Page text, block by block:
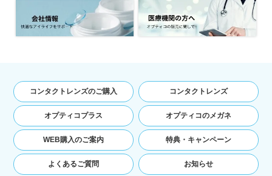
第３条（個人情報を収集・利用する目
的）
ユーザーに自分の登録情報の閲覧や修正，利用
状況の閲覧を行っていただくために，氏名，住
所，連絡先，支払方法などの登録情報，利用さ
れたサービスや購入された商品，およびそれら
の代金などに関する情報を表示する目的
ユーザーにお知らせや連絡をするためにメール
アドレスを利用する場合やユーザーに商品を送
付したり必要に応じて連絡したりするため，氏
コンタクトレンズのご購入 コンタクトレンズ
オプティコプラス オプティコのメガネ
WEB購入のご案内
よくあるご質問
特典・キャンペーン
お知らせ